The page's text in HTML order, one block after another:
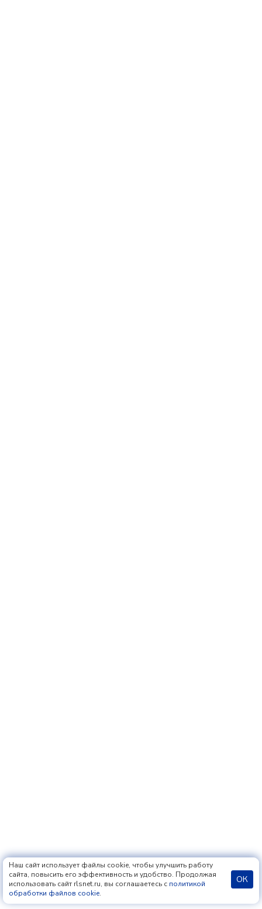
Наш сайт использует файлы cookie, чтобы улучшить работу
сайта, повысить его эффективность и удобство. Продолжая
использовать сайт rlsnet.ru, вы соглашаетесь с политикой
обработки файлов cookie.
ОК